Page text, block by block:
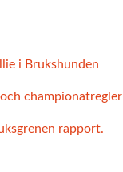
i Brukshunden
championatregler
rapport.